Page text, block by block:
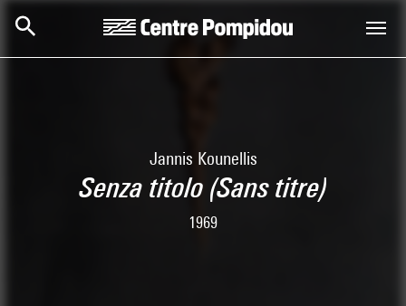
Jannis Kounellis
Senza titolo (Sans titre)
1969